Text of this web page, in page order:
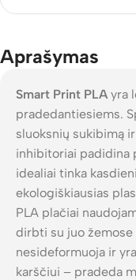
Aprašymas
Smart Print PLA yra
pradedantiesiems.
sluoksnių sukibimą
inhibitoriai padidina
idealiai tinka
ekologiškiausias
PLA plačiai
dirbti su juo
nesideformuoja ir
karščiui – pradeda